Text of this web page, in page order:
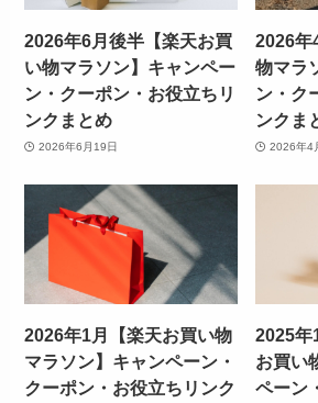
2026年6月後半【楽天お買
い物マラソン】キャンペー
ン・クーポン・お役立ちリ
ンクまとめ
2026年6月19日
2026
物マラ
ン・ク
ンクま
2026年4
2026年1月【楽天お買い物
マラソン】キャンペーン・
クーポン・お役立ちリンク
2025年
お買い
ペーン